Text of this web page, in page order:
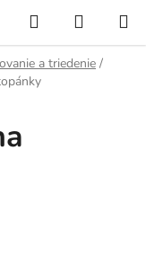
Hľadať
KOŠÍK
a triedenie /